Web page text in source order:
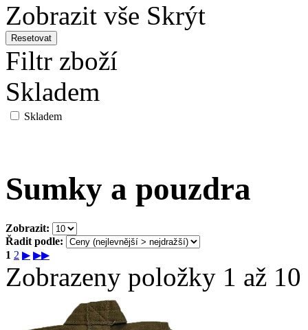
Zobrazit vše Skrýt
Resetovat
Filtr zboží
Skladem
Skladem
Sumky a pouzdra
Zobrazit:
Řadit podle:
1 2 ▶ ▶▶
Zobrazeny položky 1 až